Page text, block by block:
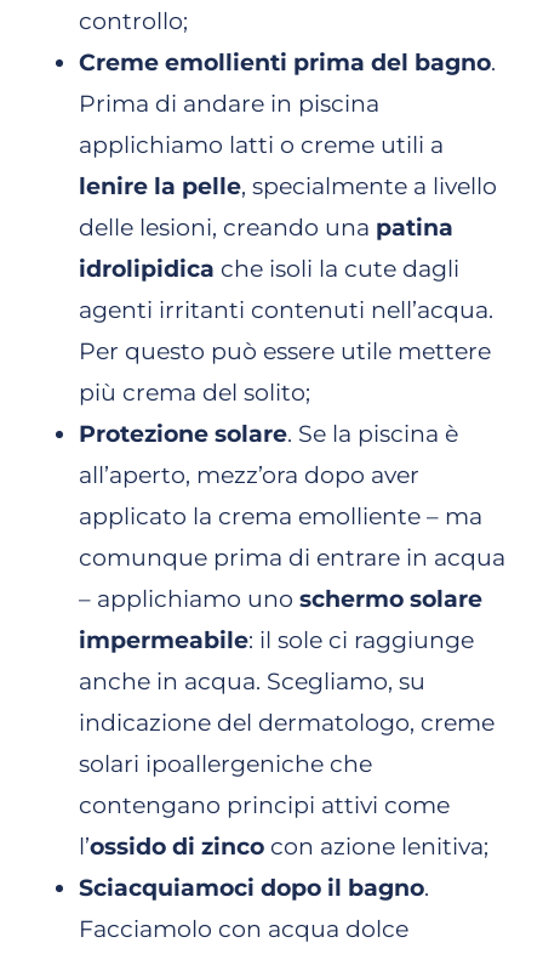
controllo;
Creme emollienti prima del bagno.
Prima di andare in piscina
applichiamo latti o creme utili a
lenire la pelle, specialmente a livello
delle lesioni, creando una patina
idrolipidica che isoli la cute dagli
agenti irritanti contenuti nell’acqua.
Per questo può essere utile mettere
più crema del solito;
Protezione solare. Se la piscina è
all’aperto, mezz’ora dopo aver
applicato la crema emolliente – ma
comunque prima di entrare in acqua
– applichiamo uno schermo solare
impermeabile: il sole ci raggiunge
anche in acqua. Scegliamo, su
indicazione del dermatologo, creme
solari ipoallergeniche che
contengano principi attivi come
l’ossido di zinco con azione lenitiva;
Sciacquiamoci dopo il bagno.
Facciamolo con acqua dolce